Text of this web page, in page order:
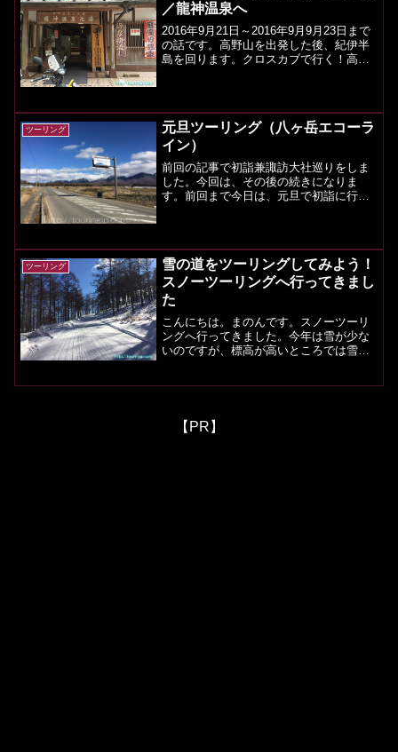
／龍神温泉へ
2016年9月21日～2016年9月9月23日まで
の話です。高野山を出発した後、紀伊半
島を回ります。クロスカブで行く！高野
イライ...
ツーリング
元旦ツーリング（八ヶ岳エコーラ
イン）
前回の記事で初詣兼諏訪大社巡りをしま
した。今回は、その後の続きになりま
す。前回まで今日は、元旦で初詣に行き
道に雪はありません。しかし...
ツーリング
雪の道をツーリングしてみよう！
スノーツーリングへ行ってきまし
た
こんにちは。まのんです。スノーツーリ
ングへ行ってきました。今年は雪が少な
いのですが、標高が高いところでは雪が
【PR】